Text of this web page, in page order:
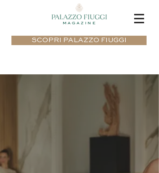
MAGAZINE
SCOPRI PALAZZO FIUGGI